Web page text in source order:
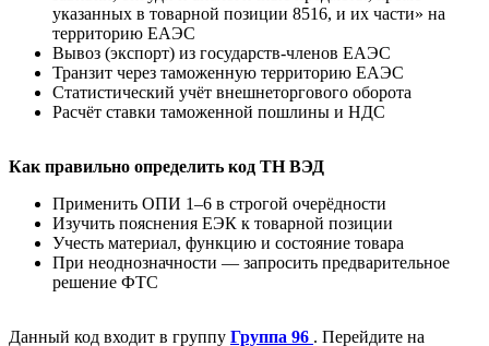
указанных в товарной позиции 8516, и их части» на
территорию ЕАЭС
Вывоз (экспорт) из государств-членов ЕАЭС
Транзит через таможенную территорию ЕАЭС
Статистический учёт внешнеторгового оборота
Расчёт ставки таможенной пошлины и НДС
Как правильно определить код ТН ВЭД
Применить ОПИ 1–6 в строгой очерёдности
Изучить пояснения ЕЭК к товарной позиции
Учесть материал, функцию и состояние товара
При неоднозначности — запросить предварительное
решение ФТС
Данный код входит в группу Группа 96 . Перейдите на